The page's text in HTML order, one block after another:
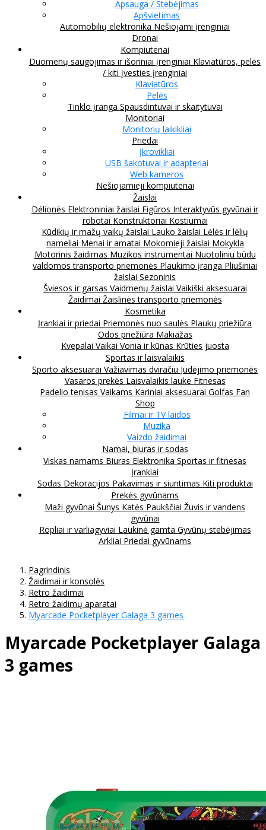
Apsauga / Stebėjimas
Apšvietimas
Automobilių elektronika Nešiojami įrenginiai
Dronai
Kompiuteriai
Duomenų saugojimas ir išoriniai įrenginiai Klaviatūros, pelės
/ kiti įvesties įrenginiai
Klaviatūros
Pelės
Tinklo įranga Spausdintuvai ir skaitytuvai
Monitoriai
Monitorių laikikliai
Priedai
Įkrovikliai
USB šakotuvai ir adapteriai
Web kameros
Nešiojamieji kompiuteriai
Žaislai
Dėlionės Elektroniniai žaislai Figūros Interaktyvūs gyvūnai ir
robotai Konstruktoriai Kostiumai
Kūdikių ir mažų vaikų žaislai Lauko žaislai Lėlės ir lėlių
nameliai Menai ir amatai Mokomieji žaislai Mokykla
Motorinis žaidimas Muzikos instrumentai Nuotoliniu būdu
valdomos transporto priemonės Plaukimo įranga Pliušiniai
žaislai Sezoninis
Šviesos ir garsas Vaidmenų žaislai Vaikiški aksesuarai
Žaidimai Žaislinės transporto priemonės
Kosmetika
Įrankiai ir priedai Priemonės nuo saulės Plaukų priežiūra
Odos priežiūra Makiažas
Kvepalai Vaikai Vonia ir kūnas Krūties juosta
Sportas ir laisvalaikis
Sporto aksesuarai Važiavimas dviračiu Judėjimo priemonės
Vasaros prekės Laisvalaikis lauke Fitnesas
Padelio tenisas Vaikams Kariniai aksesuarai Golfas Fan
Shop
Filmai ir TV laidos
Muzika
Vaizdo žaidimai
Namai, biuras ir sodas
Viskas namams Biuras Elektronika Sportas ir fitnesas
Įrankiai
Sodas Dekoracijos Pakavimas ir siuntimas Kiti produktai
Prekės gyvūnams
Maži gyvūnai Šunys Katės Paukščiai Žuvis ir vandens
gyvūnai
Ropliai ir varliagyviai Laukinė gamta Gyvūnų stebėjimas
Arkliai Priedai gyvūnams
Pagrindinis
Žaidimai ir konsolės
Retro žaidimai
Retro žaidimų aparatai
Myarcade Pocketplayer Galaga 3 games
Myarcade Pocketplayer Galaga
3 games